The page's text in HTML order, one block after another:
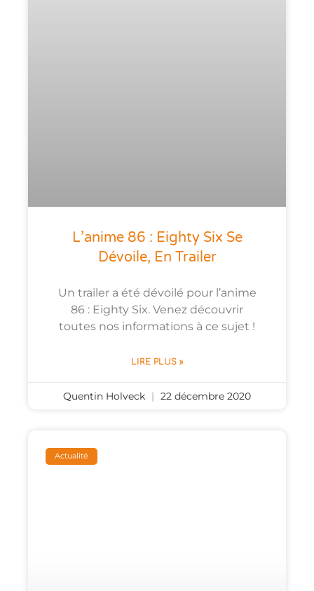
L’anime 86 : Eighty Six Se
Dévoile, En Trailer
Un trailer a été dévoilé pour l’anime
86 : Eighty Six. Venez découvrir
toutes nos informations à ce sujet !
LIRE PLUS »
Quentin Holveck 22 décembre 2020
Actualité